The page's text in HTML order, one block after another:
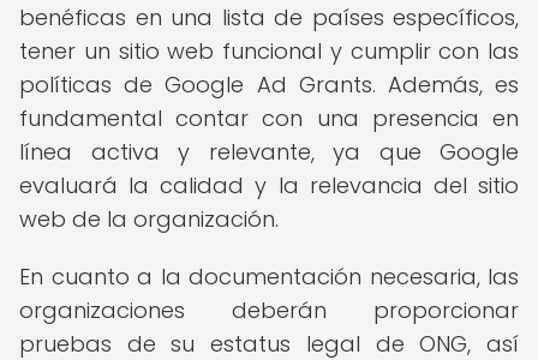
benéficas en una lista de países específicos,
tener un sitio web funcional y cumplir con las
políticas de Google Ad Grants. Además, es
fundamental contar con una presencia en
línea activa y relevante, ya que Google
evaluará la calidad y la relevancia del sitio
web de la organización.
En cuanto a la documentación necesaria, las
organizaciones deberán proporcionar
pruebas de su estatus legal de ONG, así